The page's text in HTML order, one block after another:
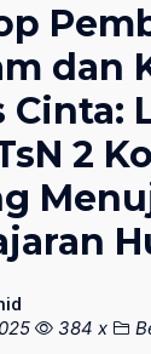
dan
Cinta:
2
384 x